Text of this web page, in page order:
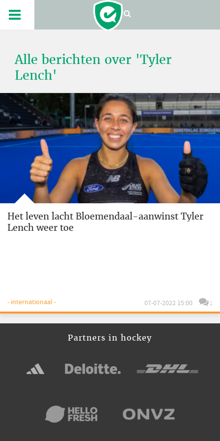
Alle berichten over 'Tyler
Lench'
Het leven lacht Bloemendaal-aanwinst Tyler
Lench weer toe
- internationaal - 07-07-2022 15:00 1
Partners in hockey